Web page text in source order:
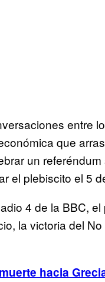
entre
que
un
el plebiscito el 5
4 de la BBC,
la victoria del
hacia